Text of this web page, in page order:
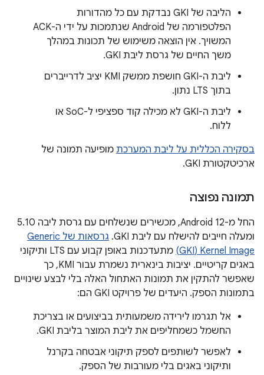
הליבה של GKI נבדקת עם כל מהדורות
הפלטפורמה של Android שנתמכות על ידי ה-ACK
המשויך. אין הוצאה משימוש של תכונות במהלך
משך החיים של גרסת ליבת GKI.
ליבת ה-GKI חושפת ממשק KMI יציב לדרייברים
בתוך LTS נתון.
ליבת ה-GKI לא מכילה קוד ספציפי ל-SoC או
ללוח.
בסקירה הכללית על ליבת המערכת מופיעה תמונה של
ארכיטקטורת GKI.
תמונה נפוצה
החל מ-Android 12, מכשירים שנשלחים עם גרסת ליבה 5.10
ומעלה חייבים להישלח עם ליבת GKI.
גרסאות של Generic
Kernel Image‏ (GKI)
מתעדכנות באופן קבוע עם LTS ותיקוני
באגים קריטיים. יציבות בינארית נשמרת עבור KMI, כך
שאפשר להתקין את תמונות האתחול האלה בלי לבצע שינויים
בתמונות הספק. היעדים של פרויקט GKI הם:
אל תגרמו לירידה משמעותית בביצועים או בצריכת
החשמל כשמחליפים את ליבת המוצר בליבת GKI.
לאפשר לשותפים לספק תיקוני אבטחה בקרנל
ותיקוני באגים בלי מעורבות של הספק.